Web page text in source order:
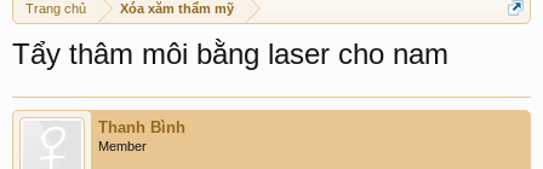
Trang chủ Xóa xăm thẩm mỹ
Tẩy thâm môi bằng laser cho nam
Thanh Bình
Member